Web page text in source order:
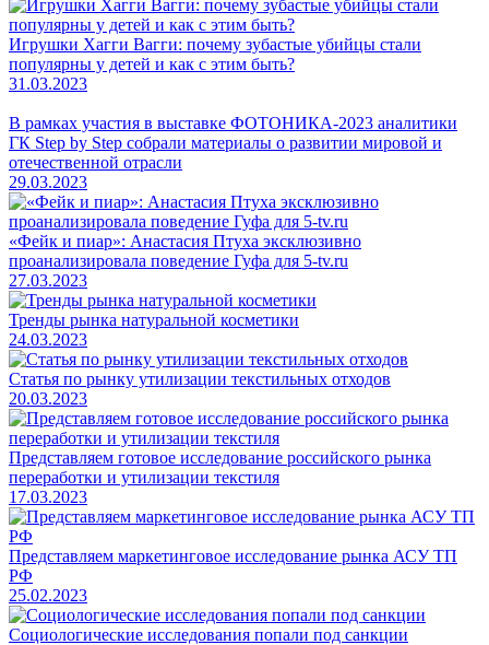
Игрушки Хагги Вагги: почему зубастые убийцы стали
популярны у детей и как с этим быть?
31.03.2023
В рамках участия в выставке ФОТОНИКА-2023 аналитики
ГК Step by Step собрали материалы о развитии мировой и
отечественной отрасли
29.03.2023
«Фейк и пиар»: Анастасия Птуха эксклюзивно
проанализировала поведение Гуфа для 5-tv.ru
27.03.2023
Тренды рынка натуральной косметики
24.03.2023
Статья по рынку утилизации текстильных отходов
20.03.2023
Представляем готовое исследование российского рынка
переработки и утилизации текстиля
17.03.2023
Представляем маркетинговое исследование рынка АСУ ТП
РФ
25.02.2023
Социологические исследования попали под санкции